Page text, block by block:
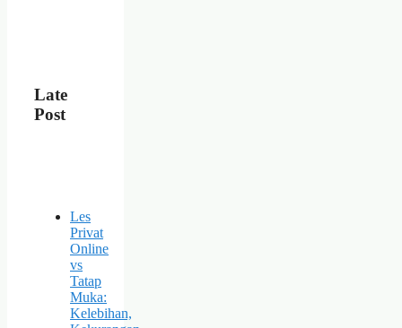
Late
Post
Les
Privat
Online
vs
Tatap
Muka:
Kelebihan,